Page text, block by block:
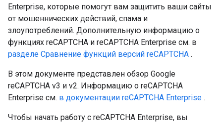
Enterprise, которые помогут вам защитить ваши сайты
от мошеннических действий, спама и
злоупотреблений. Дополнительную информацию о
функциях reCAPTCHA и reCAPTCHA Enterprise см. в
разделе Сравнение функций версий reCAPTCHA .
В этом документе представлен обзор Google
reCAPTCHA v3 и v2. Информацию о reCAPTCHA
Enterprise см. в документации reCAPTCHA Enterprise .
Чтобы начать работу с reCAPTCHA Enterprise, вы